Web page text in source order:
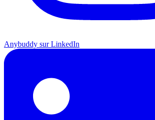
Anybuddy sur LinkedIn